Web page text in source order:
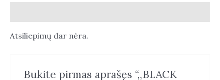
Atsiliepimų dar nėra.
Būkite pirmas aprašęs “,,BLACK